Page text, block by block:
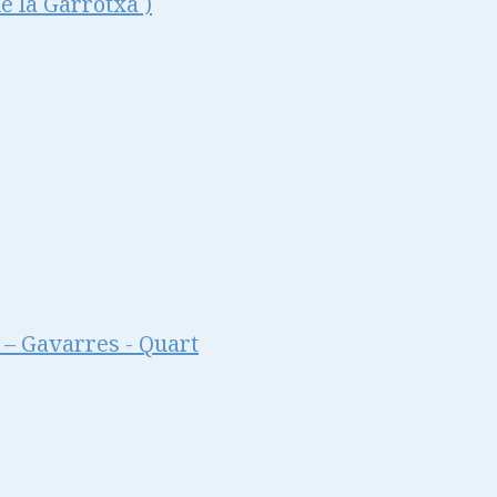
– Gavarres - Quart